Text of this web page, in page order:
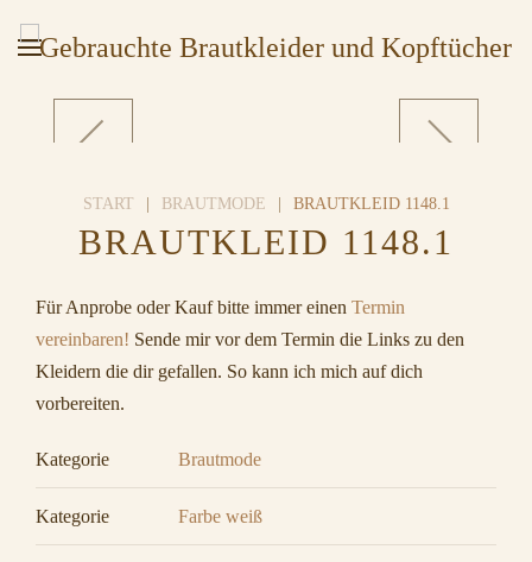
START BRAUTMODE BRAUTKLEID 1148.1
BRAUTKLEID 1148.1
Für Anprobe oder Kauf bitte immer einen Termin
vereinbaren! Sende mir vor dem Termin die Links zu den
Kleidern die dir gefallen. So kann ich mich auf dich
vorbereiten.
Kategorie Brautmode
Kategorie Farbe weiß